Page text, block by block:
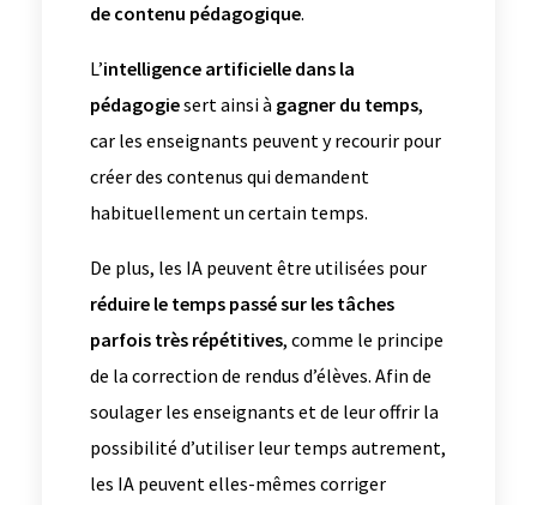
de contenu pédagogique.
L’intelligence artificielle dans la
pédagogiesert ainsi à gagner du temps,
car les enseignants peuvent y recourir pour
créer des contenus qui demandent
habituellement un certain temps.
De plus, les IA peuvent être utilisées pour
réduire le temps passé sur les tâches
parfois très répétitives, comme le principe
de la correction de rendus d’élèves. Afin de
soulager les enseignants et de leur offrir la
possibilité d’utiliser leur temps autrement,
les IA peuvent elles-mêmes corriger